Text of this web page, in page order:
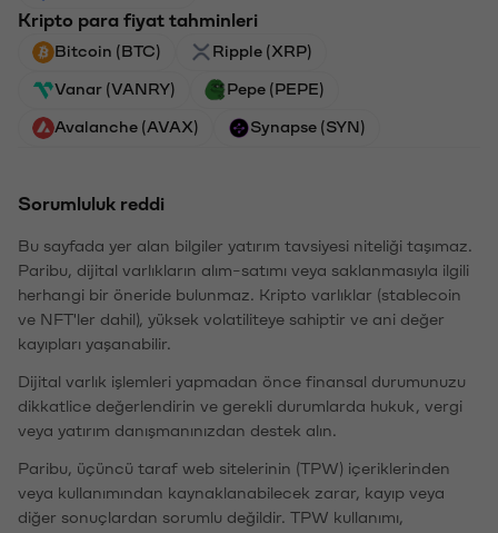
Kripto para fiyat tahminleri
Bitcoin (BTC) Ripple (XRP)
Vanar (VANRY) Pepe (PEPE)
Avalanche (AVAX) Synapse (SYN)
Sorumluluk reddi
Bu sayfada yer alan bilgiler yatırım tavsiyesi niteliği taşımaz.
Paribu, dijital varlıkların alım-satımı veya saklanmasıyla ilgili
herhangi bir öneride bulunmaz. Kripto varlıklar (stablecoin
ve NFT'ler dahil), yüksek volatiliteye sahiptir ve ani değer
kayıpları yaşanabilir.
Dijital varlık işlemleri yapmadan önce finansal durumunuzu
dikkatlice değerlendirin ve gerekli durumlarda hukuk, vergi
veya yatırım danışmanınızdan destek alın.
Paribu, üçüncü taraf web sitelerinin (TPW) içeriklerinden
veya kullanımından kaynaklanabilecek zarar, kayıp veya
diğer sonuçlardan sorumlu değildir. TPW kullanımı,